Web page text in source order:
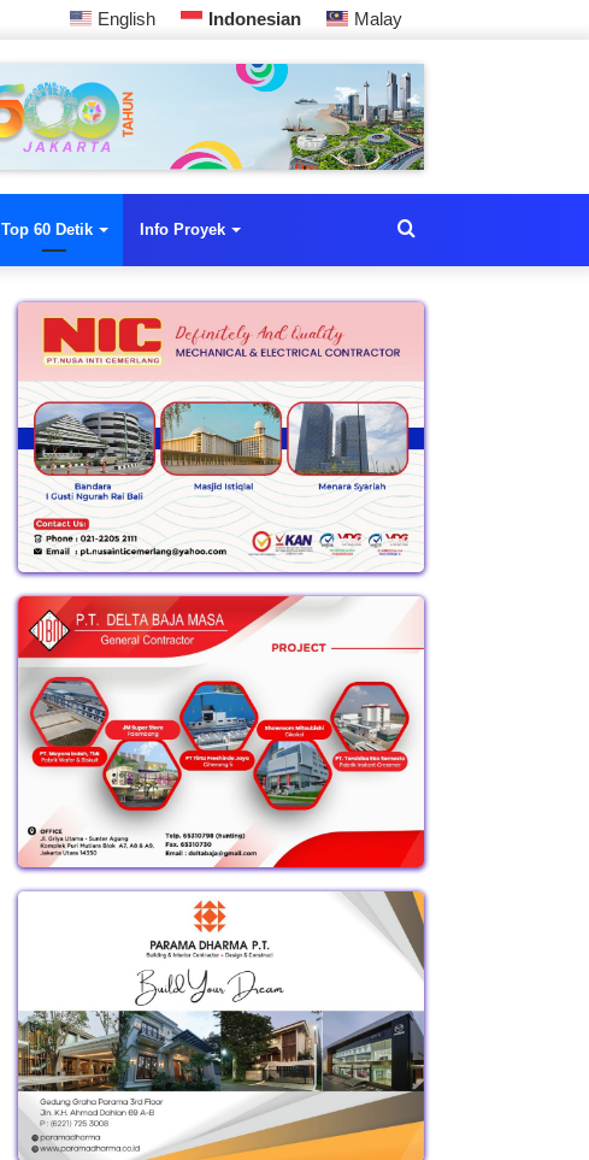
English Indonesian Malay
Top 60 Detik Info Proyek